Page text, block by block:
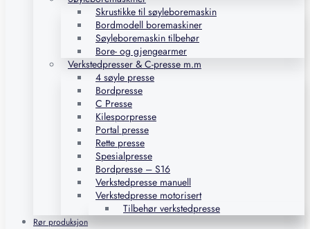
Skrustikke til søyleboremaskin
Bordmodell boremaskiner
Søyleboremaskin tilbehør
Bore- og gjengearmer
Verkstedpresser & C-presse m.m
4 søyle presse
Bordpresse
C Presse
Kilesporpresse
Portal presse
Rette presse
Spesialpresse
Bordpresse – S16
Verkstedpresse manuell
Verkstedpresse motorisert
Tilbehør verkstedpresse
Rør produksjon